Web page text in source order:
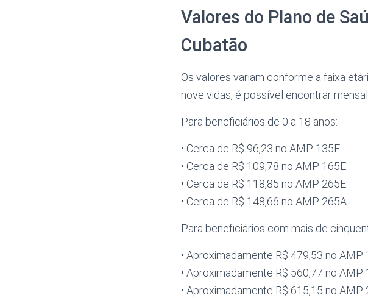
Valores do Plano de
Cubatão
Os valores variam conforme a faixa
nove vidas, é possível encontrar
Para beneficiários de 0 a 18 anos:
• Cerca de R$ 96,23 no AMP 135E
• Cerca de R$ 109,78 no AMP 165E
• Cerca de R$ 118,85 no AMP 265E
• Cerca de R$ 148,66 no AMP 265A
Para beneficiários com mais de
• Aproximadamente R$ 479,53 no AMP
• Aproximadamente R$ 560,77 no AMP
• Aproximadamente R$ 615,15 no AMP